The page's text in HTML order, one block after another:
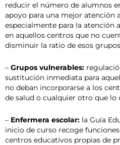
reducir el número de alumnos
apoyo para una mejor atención
especialmente para la atención
en aquellos centros que no
disminuir la ratio de esos
– Grupos vulnerables:
sustitución inmediata para
no deban incorporarse a los
de salud o cualquier otro que lo
– Enfermera escolar: la Guía
inicio de curso recoge
centros educativos propias de